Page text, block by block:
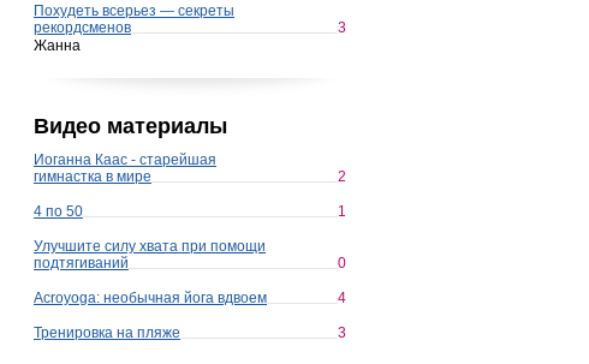
Похудеть всерьез — секреты
рекордсменов
3
Жанна
Видео материалы
Иоганна Каас - старейшая
гимнастка в мире
2
4 по 50 1
Улучшите силу хвата при помощи
подтягиваний
0
Acroyoga: необычная йога вдвоем 4
Тренировка на пляже 3